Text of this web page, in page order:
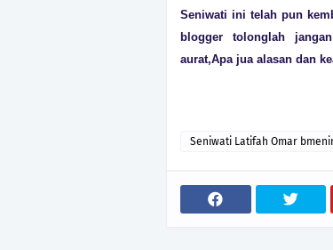
Seniwati ini telah pun
blogger tolonglah
aurat,Apa jua alasan dan
Seniwati Latifah Omar